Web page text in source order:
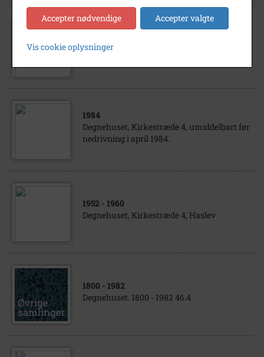
1984
Degnehuset, Kirkestræde 4, umiddelbart
1984
Degnehuset, Kirkestræde 4, umiddelbart før
nedrivning i april 1984.
1952 - 1960
Degnehuset, Kirkestræde 4, Haslev
1800 - 1982
Degnehuset. 1800 - 1982 46.4
Accepter nødvendige Accepter valgte
Vis cookie oplysninger